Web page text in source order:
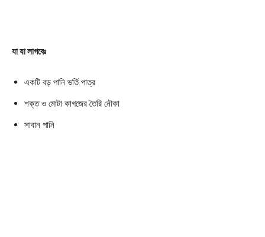
যা যা লাগবেঃ
একটি বড় পানি ভর্তি পাত্র
শক্ত ও মোটা কাগজের তৈরি নৌকা
সাবান পানি